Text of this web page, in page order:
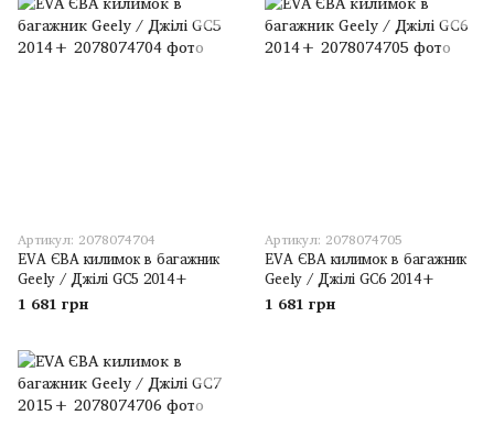
Артикул: 2078074704
EVA ЄВА килимок в багажник
Geely / Джілі GC5 2014+
1 681 грн
Артикул: 2078074705
EVA ЄВА килимок в багажник
Geely / Джілі GC6 2014+
1 681 грн